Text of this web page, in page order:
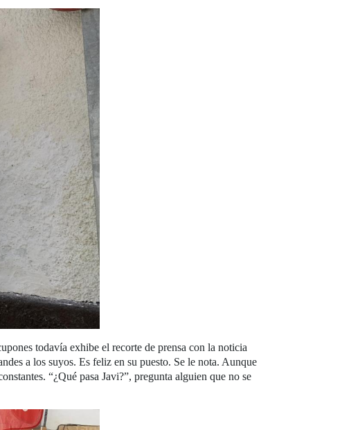
todavía exhibe el recorte de prensa con la noticia
a los suyos. Es feliz en su puesto. Se le nota. Aunque
“¿Qué pasa Javi?”, pregunta alguien que no se